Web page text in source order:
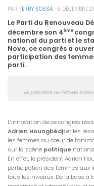
PAR FERRY SOSSA · 6 DÉCEMBRE
Le Parti du Renouveau
décembre son 4ème
national du parti et le
Novo, ce congrès a
participation des
parti.
Le président du PRD Me
L’innovation de ce congrès
Adrien Houngbédjiet les
les femmes au cœur de
sur la scène politique
En effet, le président Adrien
participation des femmes aux
tous les niveaux. De la base à